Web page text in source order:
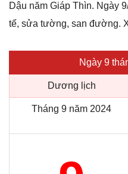
Dậu năm Giáp Thìn. Ngày
tế, sửa tường, san đường.
Ngày 9
Dương lịch
Tháng 9 năm 2024